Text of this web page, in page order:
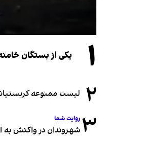
۱ یکی از بستگان
۲ لیست ممنوعه کریستیانو؛ ۱۰ چهره‌ای که در مراسم عروسی رونالدو و جورجینا
۳ روایت شما
شهروندان در واکنش به